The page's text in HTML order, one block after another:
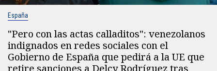
España
"Pero con las actas calladitos": venezolanos
indignados en redes sociales con el
Gobierno de España que pedirá a la UE que
retire sanciones a Delcy Rodríguez tras